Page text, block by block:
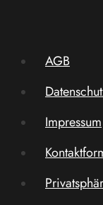
AGB
Impressum